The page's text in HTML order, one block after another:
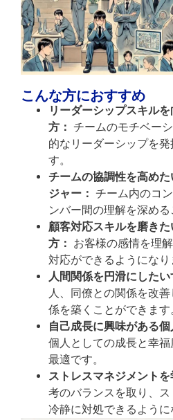
こんな方におすすめ
リーダーシップスキル
方： チームのモチベー
的なリーダーシップを
す。
チームの協調性を高め
ジャー： チーム内のコ
ンバー間の理解を深める
顧客対応スキルを磨き
方： お客様の感情を理
対応ができるようになり
人間関係を円滑にしたい
人、同僚との関係を改
係を築くことができます
自己成長に興味がある個
個人としての成長と幸
最適です。
ストレスマネジメントを
考のバランスを取り、
冷静に対処できるように